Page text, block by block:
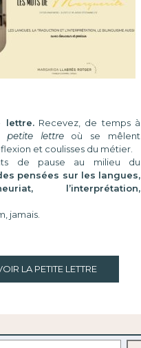
lettre.Recevez, de temps à
petite lettreoù se mêlent
et coulisses du métier.
de pause au milieu du
pensées sur les langues,
l’interprétation,
jamais.
LA PETITE LETTRE